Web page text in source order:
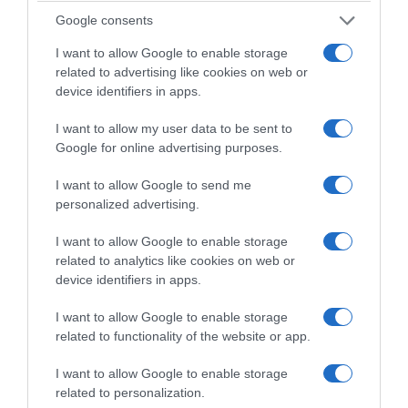
Google consents
I want to allow Google to enable storage
related to advertising like cookies on web or
device identifiers in apps.
I want to allow my user data to be sent to
Google for online advertising purposes.
I want to allow Google to send me
personalized advertising.
I want to allow Google to enable storage
related to analytics like cookies on web or
device identifiers in apps.
I want to allow Google to enable storage
related to functionality of the website or app.
I want to allow Google to enable storage
related to personalization.